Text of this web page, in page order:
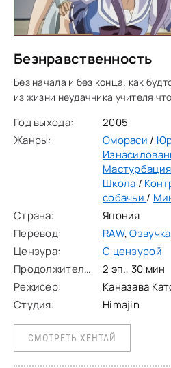
Безнравственность
Без начала и без конца. как
из жизни неудачника учителя
преуспеть в работе, хотя и не
Год выхода:
2005
Жанры:
Омораси /
Мастурбация
Школа /
собачьи /
Страна:
Япония
Перевод:
RAW,Озвучка
Цензура:
С цензурой
Продолжительность:
2 эп., 30 мин
Режисер:
Каназава
Студия:
Himajin
СМОТРЕТЬ ХЕНТАЙ